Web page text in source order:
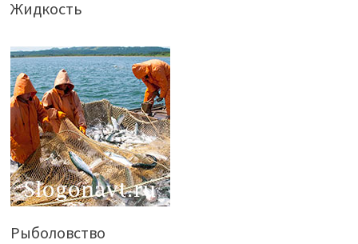
Жидкость
Рыболовство